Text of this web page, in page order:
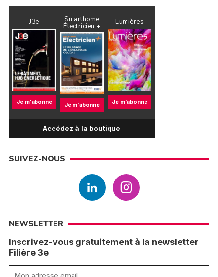
J3e
Je m'abonne
Smarthome
Électricien +
Je m'abonne
Lumières
Je m'abonne
Accédez à la boutique
SUIVEZ-NOUS
NEWSLETTER
Inscrivez-vous gratuitement à la newsletter
Filière 3e